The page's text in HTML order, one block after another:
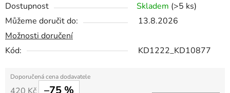
Dostupnost Skladem (>5 ks)
Můžeme doručit do:
13.8.2026
Možnosti doručení
Kód:
KD1222_KD10877